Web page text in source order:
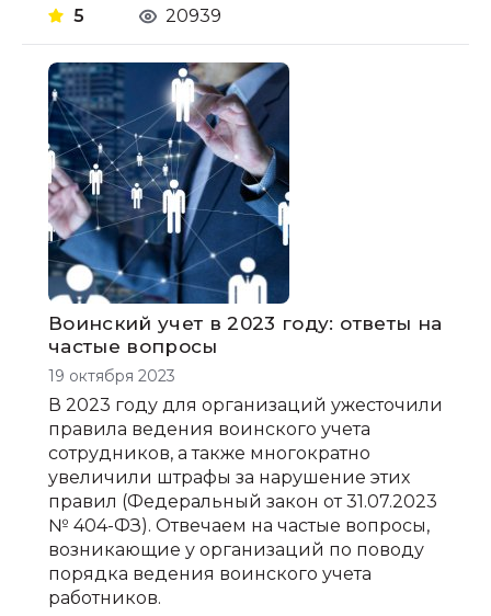
5
20939
Воинский учет в 2023 году: ответы на
частые вопросы
19 октября 2023
В 2023 году для организаций ужесточили
правила ведения воинского учета
сотрудников, а также многократно
увеличили штрафы за нарушение этих
правил (Федеральный закон от 31.07.2023
№ 404-ФЗ). Отвечаем на частые вопросы,
возникающие у организаций по поводу
порядка ведения воинского учета
работников.